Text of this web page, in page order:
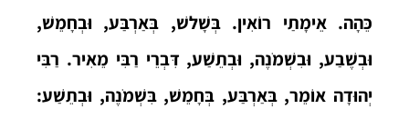
כֵּהָה. אֵימָתַי רוֹאִין. בְּשָׁלשׁ, בְּאַרְבַּע, וּבְחָמֵשׁ,
וּבְשֶׁבַע, וּבִשְׁמֹנֶה, וּבְתֵשַׁע, דִּבְרֵי רַבִּי מֵאִיר. רַבִּי
יְהוּדָה אוֹמֵר, בְּאַרְבַּע, בְּחָמֵשׁ, בִּשְׁמֹנֶה, וּבְתֵשַׁע: